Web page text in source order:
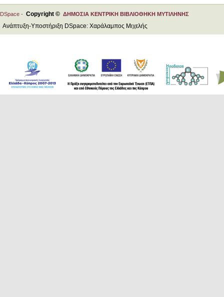
DSpace - Copyright © ΔΗΜΟΣΙΑ ΚΕΝΤΡΙΚΗ ΒΙΒΛΙΟΘΗΚΗ ΜΥΤΙΛΗΝΗΣ
Ανάπτυξη-Υποστήριξη DSpace: Χαράλαμπος Μιχελής